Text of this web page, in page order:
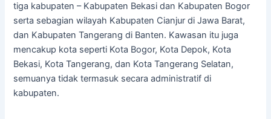
tiga kabupaten – Kabupaten Bekasi dan Kabupaten Bogor
serta sebagian wilayah Kabupaten Cianjur di Jawa Barat,
dan Kabupaten Tangerang di Banten. Kawasan itu juga
mencakup kota seperti Kota Bogor, Kota Depok, Kota
Bekasi, Kota Tangerang, dan Kota Tangerang Selatan,
semuanya tidak termasuk secara administratif di
kabupaten.